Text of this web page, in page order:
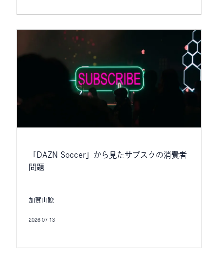
「DAZN Soccer」から見たサブスクの消費者
問題
加賀山瞭
2026-07-13